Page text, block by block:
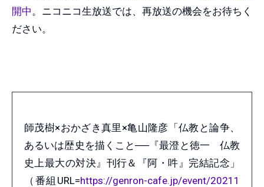
開中 。ニコニコ生放送では、再放送の機会をお待ちく
ださい。
師茂樹×おかざき真里×亀山隆彦「仏教と論争、
あるいは歴史を描くこと──『最澄と徳一 仏教
史上最大の対決』刊行＆『阿・吽』完結記念」
（番組URL=https://genron-cafe.jp/event/20211